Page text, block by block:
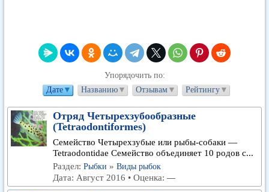
Упорядочить по:
Дате▼ Названию▼ Отзывам▼ Рейтингу▼
Отряд Четырехзубообразные
(Tetraodontiformes)
Семейство Четырехзубые или рыбы-собаки —
Tetraodontidae Семейство объединяет 10 родов с...
Раздел: Рыбки » Виды рыбок
Дата: Август 2016 • Оценка: —